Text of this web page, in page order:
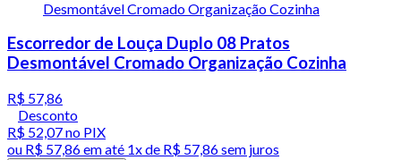
Escorredor de Louça Duplo 08 Pratos
Desmontável Cromado Organização Cozinha
R$ 57,86
Desconto
R$ 52,07no PIX
ou R$ 57,86em até 1x de R$ 57,86sem juros